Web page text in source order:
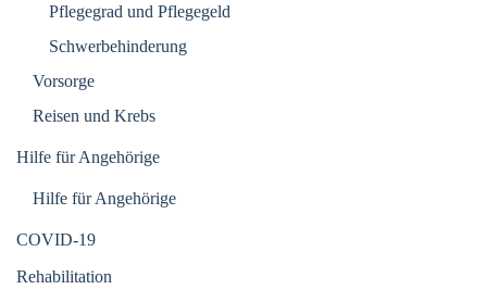
Pflegegrad und Pflegegeld
Schwerbehinderung
Vorsorge
Reisen und Krebs
Hilfe für Angehörige
Hilfe für Angehörige
COVID-19
Rehabilitation